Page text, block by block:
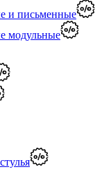
и письменные
модульные